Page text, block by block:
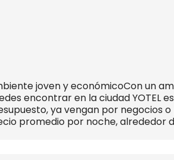
joven y económicoCon un
encontrar en la ciudad YOTEL
ya vengan por negocios
promedio por noche, alrededor